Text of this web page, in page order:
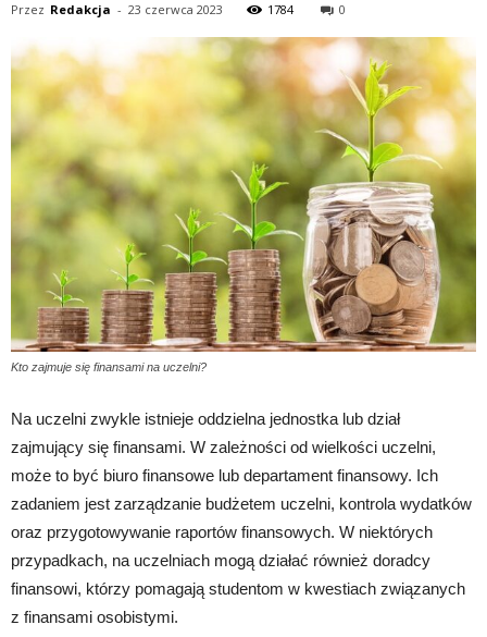
Przez Redakcja - 23 czerwca 2023 1784 0
Kto zajmuje się finansami na uczelni?
Na uczelni zwykle istnieje oddzielna jednostka lub dział
zajmujący się finansami. W zależności od wielkości uczelni,
może to być biuro finansowe lub departament finansowy. Ich
zadaniem jest zarządzanie budżetem uczelni, kontrola wydatków
oraz przygotowywanie raportów finansowych. W niektórych
przypadkach, na uczelniach mogą działać również doradcy
finansowi, którzy pomagają studentom w kwestiach związanych
z finansami osobistymi.